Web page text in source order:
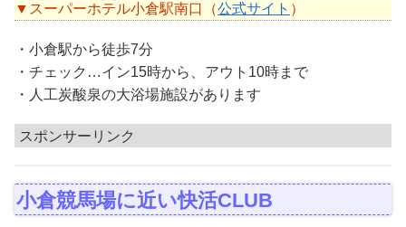
▼スーパーホテル小倉駅南口（公式サイト ）
・小倉駅から徒歩7分
・チェック…イン15時から、アウト10時まで
・人工炭酸泉の大浴場施設があります
スポンサーリンク
小倉競馬場に近い快活CLUB